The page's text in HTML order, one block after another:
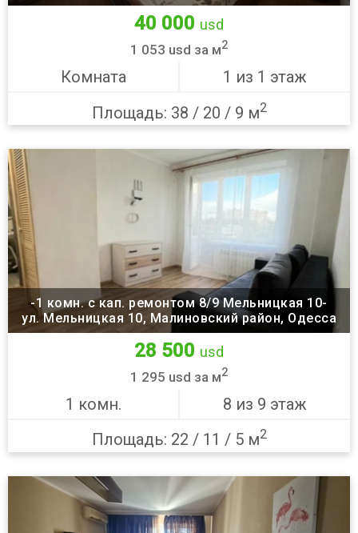
40 000 usd
1 053 usd за м2
Комната
1 из 1 этаж
Площадь: 38 / 20 / 9 м2
-1 комн. с кап. ремонтом 8/9 Мельницкая 10-
ул. Мельницкая 10, Малиновский район, Одесса
28 500 usd
1 295 usd за м2
1 комн.
8 из 9 этаж
Площадь: 22 / 11 / 5 м2